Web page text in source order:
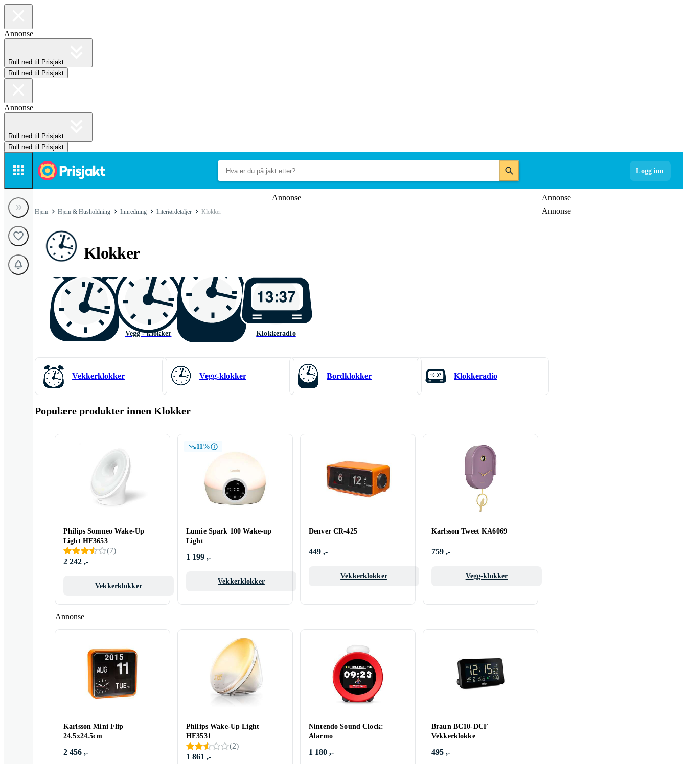
Annonse
Rull ned til Prisjakt
Rull ned til Prisjakt
Annonse
Rull ned til Prisjakt
Rull ned til Prisjakt
Logg inn
Annonse
Annonse
Annonse
Hjem Hjem & Husholdning Innredning Interiørdetaljer Klokker
Klokker
Vekkerklokker Vegg - klokker Klokkeradio
Vekkerklokker Vegg-klokker Bordklokker Klokkeradio
Populære produkter innen Klokker
Annonse
Philips Somneo Wake-Up
Light HF3653
(7)
2 242 ,-
Vekkerklokker
11%
Lumie Spark 100 Wake-up
Light
1 199 ,-
Vekkerklokker
Denver CR-425
449 ,-
Vekkerklokker
Karlsson Tweet KA6069
759 ,-
Vegg-klokker
Karlsson Mini Flip
24.5x24.5cm
2 456 ,-
Philips Wake-Up Light
HF3531
(2)
1 861 ,-
Nintendo Sound Clock:
Alarmo
1 180 ,-
Braun BC10-DCF
Vekkerklokke
495 ,-